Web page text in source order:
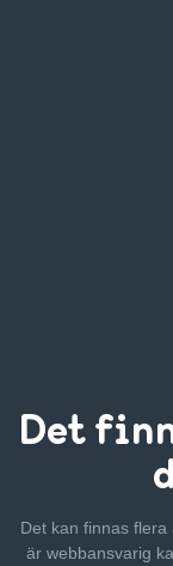
Det
Det kan finnas
är webbansvarig